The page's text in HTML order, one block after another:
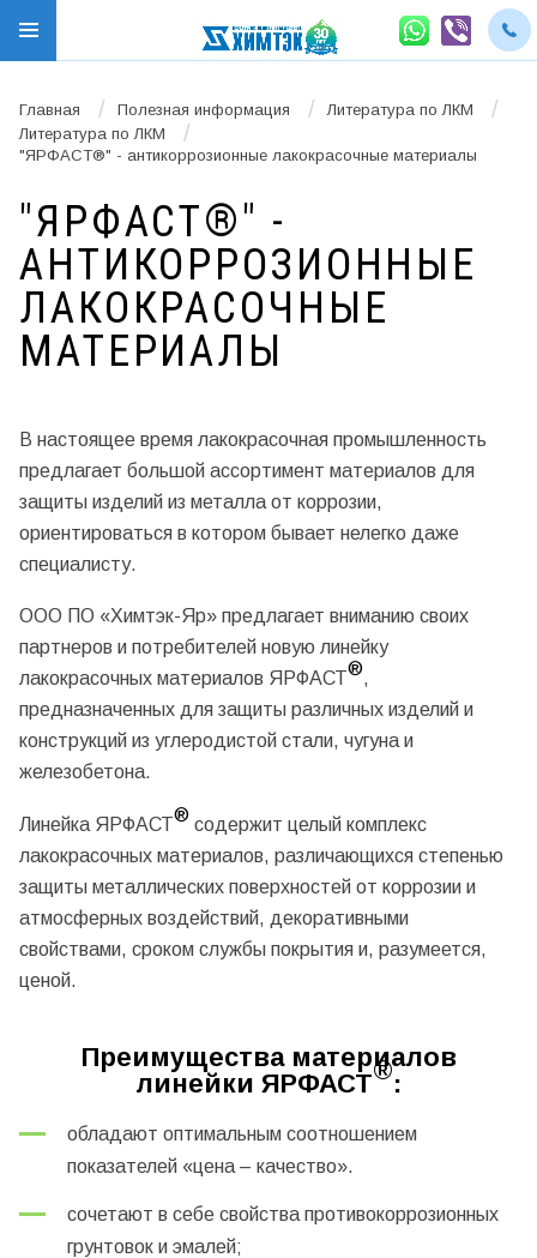
Главная / Полезная информация / Литература по ЛКМ /
Литература по ЛКМ /
"ЯРФАСТ®" - антикоррозионные лакокрасочные материалы
"ЯРФАСТ®" -
АНТИКОРРОЗИОННЫЕ
ЛАКОКРАСОЧНЫЕ
МАТЕРИАЛЫ
В настоящее время лакокрасочная промышленность
предлагает большой ассортимент материалов для
защиты изделий из металла от коррозии,
ориентироваться в котором бывает нелегко даже
специалисту.
ООО ПО «Химтэк-Яр» предлагает вниманию своих
партнеров и потребителей новую линейку
лакокрасочных материалов ЯРФАСТ®,
предназначенных для защиты различных изделий и
конструкций из углеродистой стали, чугуна и
железобетона.
Линейка ЯРФАСТ® содержит целый комплекс
лакокрасочных материалов, различающихся степенью
защиты металлических поверхностей от коррозии и
атмосферных воздействий, декоративными
свойствами, сроком службы покрытия и, разумеется,
ценой.
Преимущества материалов
линейки ЯРФАСТ®:
обладают оптимальным соотношением
показателей «цена – качество».
сочетают в себе свойства противокоррозионных
грунтовок и эмалей;